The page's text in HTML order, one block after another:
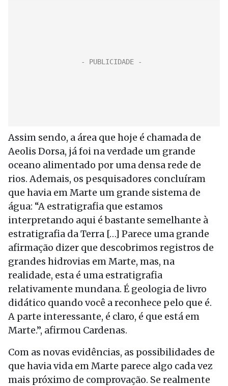
Assim sendo, a área que hoje é chamada de
Aeolis Dorsa, já foi na verdade um grande
oceano alimentado por uma densa rede de
rios. Ademais, os pesquisadores concluíram
que havia em Marte um grande sistema de
água: “A estratigrafia que estamos
interpretando aqui é bastante semelhante à
estratigrafia da Terra […] Parece uma grande
afirmação dizer que descobrimos registros de
grandes hidrovias em Marte, mas, na
realidade, esta é uma estratigrafia
relativamente mundana. É geologia de livro
didático quando você a reconhece pelo que é.
A parte interessante, é claro, é que está em
Marte.”, afirmou Cardenas.
Com as novas evidências, as possibilidades de
que havia vida em Marte parece algo cada vez
mais próximo de comprovação. Se realmente